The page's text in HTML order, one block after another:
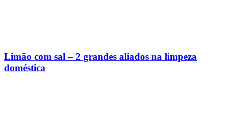
Limão com sal – 2 grandes aliados na limpeza
doméstica